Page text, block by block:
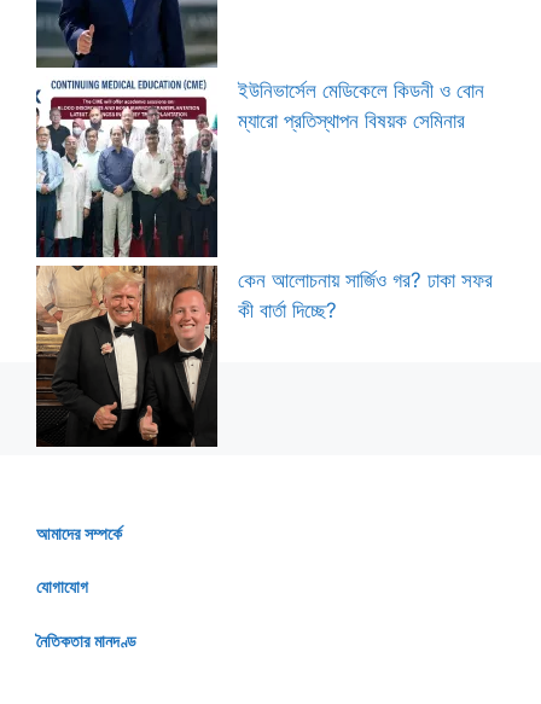
ইউনিভার্সেল মেডিকেলে কিডনী ও বোন
ম্যারো প্রতিস্থাপন বিষয়ক সেমিনার
কেন আলোচনায় সার্জিও গর? ঢাকা সফর
কী বার্তা দিচ্ছে?
আমাদের সম্পর্কে
যোগাযোগ
নৈতিকতার মানদণ্ড